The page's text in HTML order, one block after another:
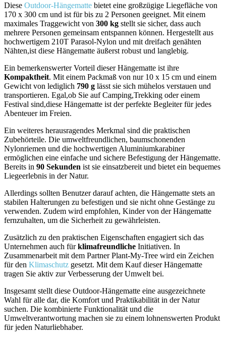
Diese Outdoor-Hängematte bietet eine großzügige Liegefläche von
170 x⁣ 300 cm und ist für‍ bis ⁤zu 2 Personen geeignet. Mit‌ einem
maximales ⁤Traggewicht von 300 ‌kg ⁤stellt sie ⁢sicher, dass auch
mehrere Personen gemeinsam entspannen können. Hergestellt aus
hochwertigem 210T Parasol-Nylon und mit ⁣dreifach genähten
Nähten,ist diese Hängematte ​äußerst robust und langlebig.
Ein bemerkenswerter ‍Vorteil dieser Hängematte ist ihre
Kompaktheit. Mit einem Packmaß von nur 10 x⁢ 15 cm und einem
Gewicht von lediglich 790 g lässt sie sich mühelos verstauen und
transportieren. Egal,ob ⁤Sie auf Camping,Trekking oder einem
Festival sind,diese ⁣Hängematte ist ‍der perfekte Begleiter ⁣für ⁤jedes
Abenteuer im Freien.
Ein weiteres herausragendes Merkmal sind die praktischen
Zubehörteile. Die umweltfreundlichen, baumschonenden
Nylonriemen ⁤und die hochwertigen Aluminiumkarabiner
ermöglichen eine einfache ⁣und sichere ⁢Befestigung der ⁣Hängematte.
Bereits in 90 Sekunden ist sie einsatzbereit und bietet ein bequemes
Liegeerlebnis in der Natur.
Allerdings sollten Benutzer darauf achten, die Hängematte stets an
stabilen Halterungen zu‌ befestigen und sie nicht ohne Gestänge zu
⁣verwenden.‍ Zudem wird empfohlen, Kinder von der Hängematte
fernzuhalten, um die Sicherheit zu gewährleisten.
Zusätzlich zu den praktischen Eigenschaften engagiert sich das
Unternehmen auch fürklimafreundliche Initiativen. In
Zusammenarbeit mit dem Partner Plant-My-Tree wird ein Zeichen
für den Klimaschutz gesetzt.​ Mit dem⁤ Kauf dieser Hängematte
tragen Sie aktiv zur Verbesserung der Umwelt bei.
Insgesamt⁤ stellt diese Outdoor-Hängematte eine ​ausgezeichnete
⁤Wahl für alle dar, die ⁢Komfort ‍und Praktikabilität ​in der Natur
suchen. Die kombinierte Funktionalität und die
Umweltverantwortung machen sie zu ​einem lohnenswerten Produkt
für jeden Naturliebhaber.